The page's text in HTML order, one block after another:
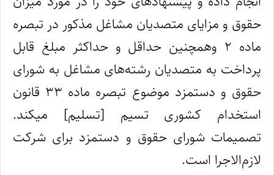
حقوق و مزایای متصدیان مشاغل مذکور در تبصره
ماده ۲ و‌همچنین حداقل و حداکثر مبلغ قابل
پرداخت به متصدیان رشته‌های مشاغل به شورای
حقوق و دستمزد موضوع تبصره ماده ۳۳ قانون
استخدام ‌کشوری تسیم [تسلیم] میکند.
‌تصمیمات شورای حقوق و دستمزد برای شرکت
لازم‌الاجرا است.